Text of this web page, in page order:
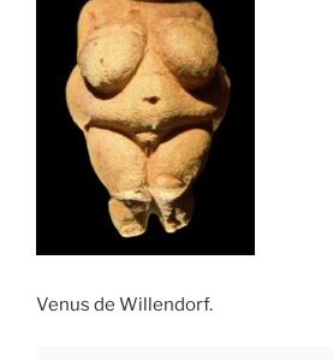
Venus de Willendorf.